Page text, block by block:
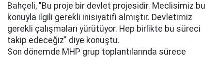
Bahçeli, "Bu proje bir devlet projesidir. Meclisimiz bu
konuyla ilgili gerekli inisiyatifi almıştır. Devletimiz
gerekli çalışmaları yürütüyor. Hep birlikte bu süreci
takip edeceğiz" diye konuştu.
Son dönemde MHP grup toplantılarında sürece